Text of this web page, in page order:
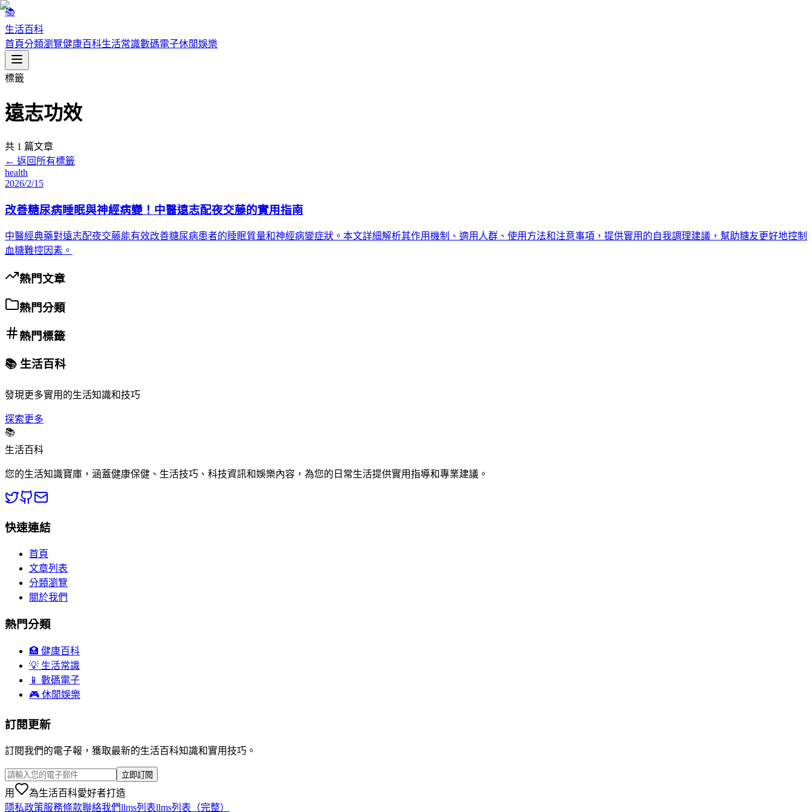
📚
生活百科
首頁分類瀏覽健康百科生活常識數碼電子休閒娛樂
標籤
遠志功效
共 1 篇文章
← 返回所有標籤
health
2026/2/15
改善糖尿病睡眠與神經病變！中醫遠志配夜交藤的實用指南
中醫經典藥對遠志配夜交藤能有效改善糖尿病患者的睡眠質量和神經病變症狀。本文詳細解析其作用機制、適用人群、使用方法和注意事項，提供實用的自我調理建議，幫助糖友更好地控制
血糖難控因素。
熱門文章
熱門分類
熱門標籤
📚 生活百科
發現更多實用的生活知識和技巧
探索更多
📚
生活百科
您的生活知識寶庫，涵蓋健康保健、生活技巧、科技資訊和娛樂內容，為您的日常生活提供實用指導和專業建議。
快速連結
首頁
文章列表
分類瀏覽
關於我們
熱門分類
🏥 健康百科
💡 生活常識
📱 數碼電子
🎮 休閒娛樂
訂閱更新
訂閱我們的電子報，獲取最新的生活百科知識和實用技巧。
立即訂閱
用
為生活百科愛好者打造
隱私政策服務條款聯絡我們llms列表llms列表（完整）